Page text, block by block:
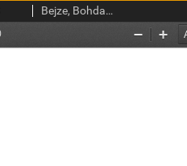
Bejze, Bohdan, bp